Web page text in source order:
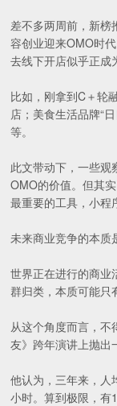
差不多两周前，新榜
容创业迎来OMO时
去线下开店似乎正成
比如，刚拿到C＋轮
店；美食生活品牌“
等。
此文带动下，一些观
OMO的价值。但其
最重要的工具，小程
未来商业竞争的本质
世界正在进行的商业
群归类，本质可能只
从这个角度而言，不
友》跨年演讲上抛出
他认为，三年来，人
小时。算到极限，有